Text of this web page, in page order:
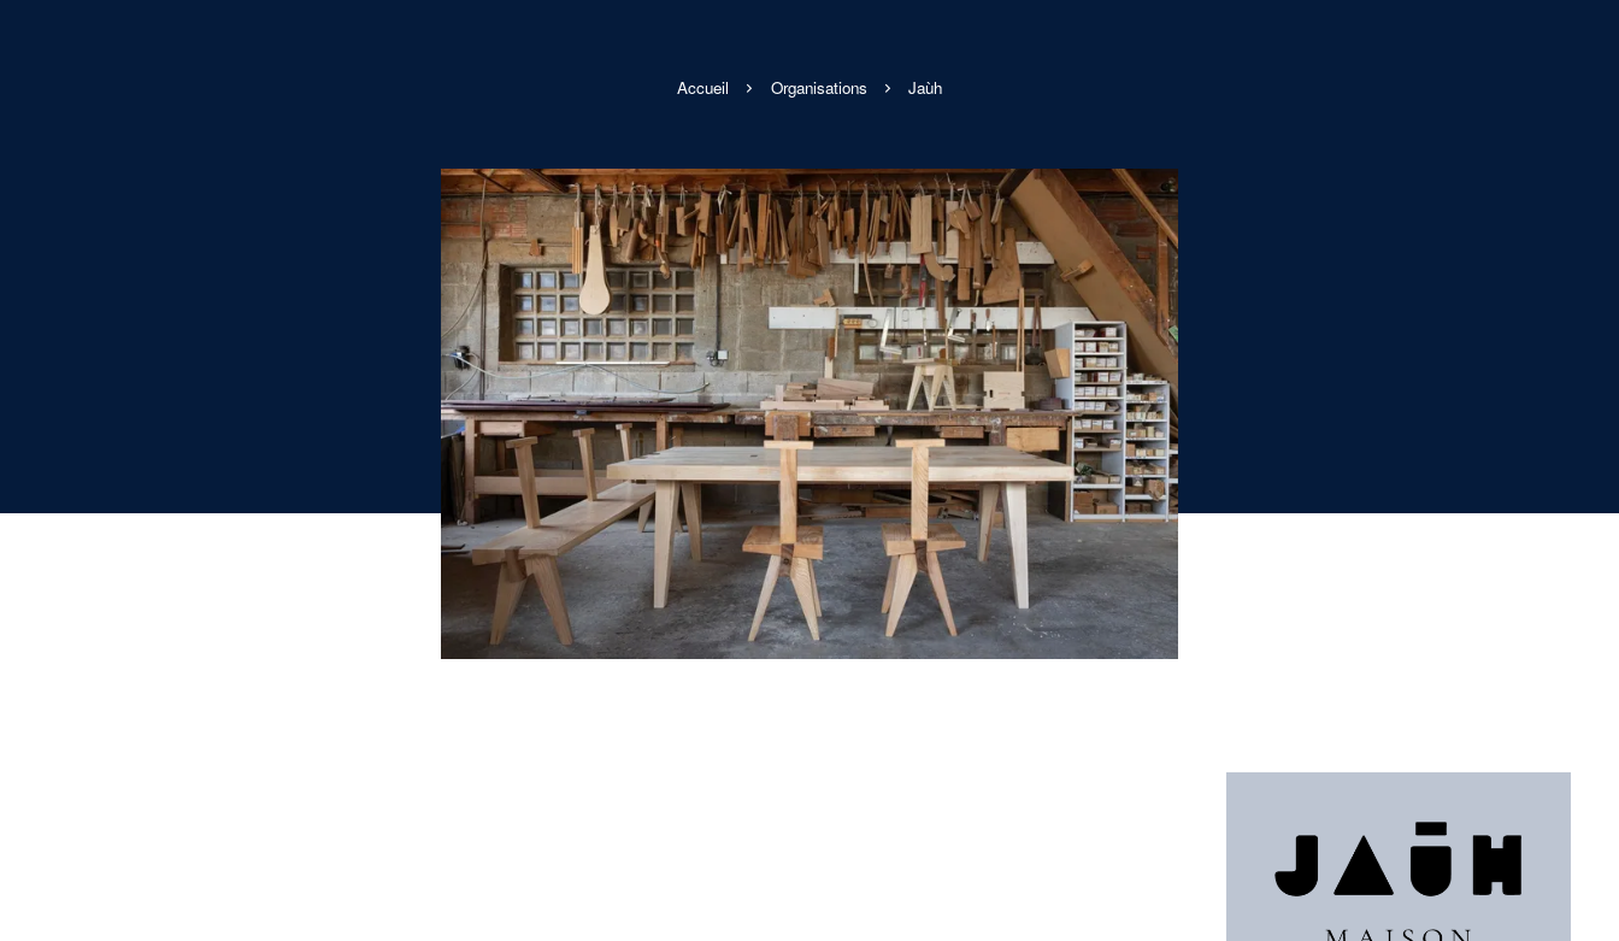
Accueil Organisations Jaùh
Agrandir